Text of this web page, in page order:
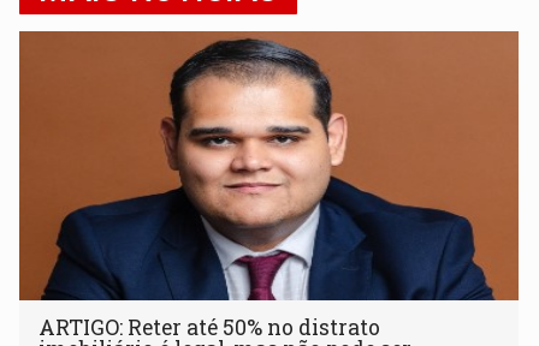
ARTIGO: Reter até 50% no distrato